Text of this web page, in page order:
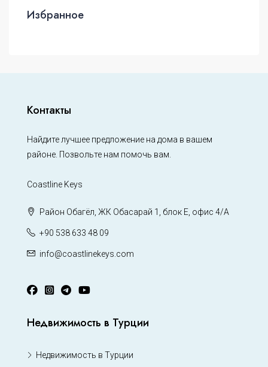
Избранное
Контакты
Найдите лучшее предложение на дома в вашем
районе. Позвольте нам помочь вам.
Coastline Keys
Район Обагёл, ЖК Обасарай 1, блок Е, офис 4/А
+90 538 633 48 09
info@coastlinekeys.com
Недвижимость в Турции
Недвижимость в Турции